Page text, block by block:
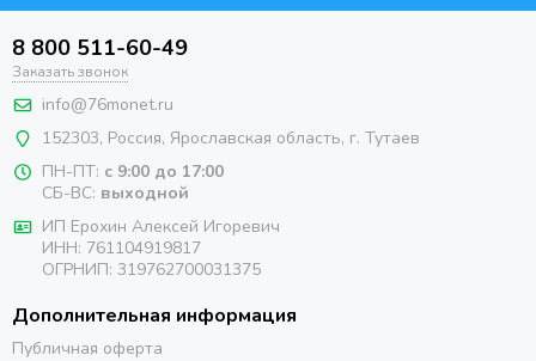
8 800 511-60-49
Заказать звонок
info@76monet.ru
152303, Россия, Ярославская область, г. Тутаев
ПН-ПТ: с 9:00 до 17:00
СБ-ВС: выходной
ИП Ерохин Алексей Игоревич
ИНН: 761104919817
ОГРНИП: 319762700031375
Дополнительная информация
Публичная оферта